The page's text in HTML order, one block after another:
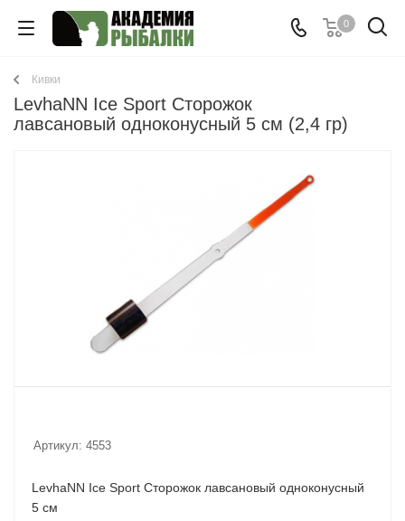
0
Кивки
LevhaNN Ice Sport Сторожок
лавсановый одноконусный 5 см (2,4 гр)
Артикул: 4553
LevhaNN Ice Sport Сторожок лавсановый одноконусный
5 см